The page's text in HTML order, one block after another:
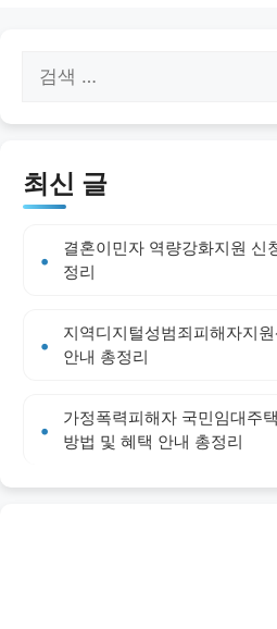
색:
최신 글
결혼이민자 역량강화지원 신
정리
지역디지털성범죄피해자지
안내 총정리
가정폭력피해자 국민임대주
방법 및 혜택 안내 총정리